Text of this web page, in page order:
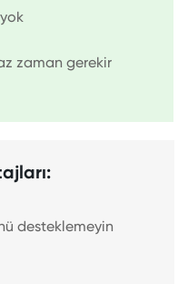
zaman gerekir
desteklemeyin